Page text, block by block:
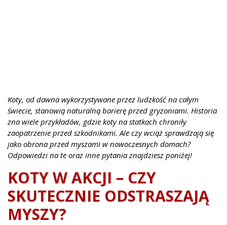
Koty, od dawna wykorzystywane przez ludzkość na całym
świecie, stanowią naturalną barierę przed gryzoniami. Historia
zna wiele przykładów, gdzie koty na statkach chroniły
zaopatrzenie przed szkodnikami. Ale czy wciąż sprawdzają się
jako obrona przed myszami w nowoczesnych domach?
Odpowiedzi na te oraz inne pytania znajdziesz poniżej!
KOTY W AKCJI – CZY
SKUTECZNIE ODSTRASZAJĄ
MYSZY?